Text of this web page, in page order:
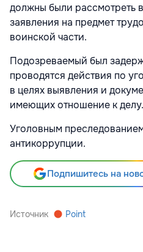
должны были рассмотреть
заявления на предмет
воинской части.
Подозреваемый был
проводятся действия по
в целях выявления и
имеющих отношение к делу.
Уголовным
антикоррупции.
Подпишитесь на
Источник Point